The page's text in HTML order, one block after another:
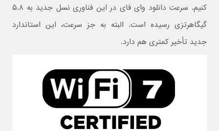
کنیم. سرعت دانلود وای فای در این فناوری نسل جدید به ۵.۸
گیگاهرتزی رسیده است. البته به جز سرعت، این استاندارد
جدید تأخیر کمتری هم دارد.